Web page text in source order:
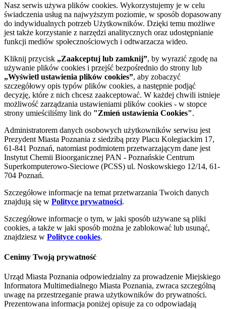
Nasz serwis używa plików cookies. Wykorzystujemy je w celu
świadczenia usług na najwyższym poziomie, w sposób dopasowany
do indywidualnych potrzeb Użytkowników. Dzięki temu możliwe
jest także korzystanie z narzędzi analitycznych oraz udostępnianie
funkcji mediów społecznościowych i odtwarzacza wideo.
Kliknij przycisk „Zaakceptuj lub zamknij”, by wyrazić zgodę na
używanie plików cookies i przejść bezpośrednio do strony lub
„Wyświetl ustawienia plików cookies”, aby zobaczyć
szczegółowy opis typów plików cookies, a następnie podjąć
decyzję, które z nich chcesz zaakceptować. W każdej chwili istnieje
możliwość zarządzania ustawieniami plików cookies - w stopce
strony umieściliśmy link do "Zmień ustawienia Cookies".
Administratorem danych osobowych użytkowników serwisu jest
Prezydent Miasta Poznania z siedzibą przy Placu Kolegiackim 17,
61-841 Poznań, natomiast podmiotem przetwarzającym dane jest
Instytut Chemii Bioorganicznej PAN - Poznańskie Centrum
Superkomputerowo-Sieciowe (PCSS) ul. Noskowskiego 12/14, 61-
704 Poznań.
Szczegółowe informacje na temat przetwarzania Twoich danych
znajdują się w Polityce prywatności.
Szczegółowe informacje o tym, w jaki sposób używane są pliki
cookies, a także w jaki sposób można je zablokować lub usunąć,
znajdziesz w Polityce cookies.
Cenimy Twoją prywatność
Urząd Miasta Poznania odpowiedzialny za prowadzenie Miejskiego
Informatora Multimedialnego Miasta Poznania, zwraca szczególną
uwagę na przestrzeganie prawa użytkowników do prywatności.
Prezentowana informacja poniżej opisuje za co odpowiadają